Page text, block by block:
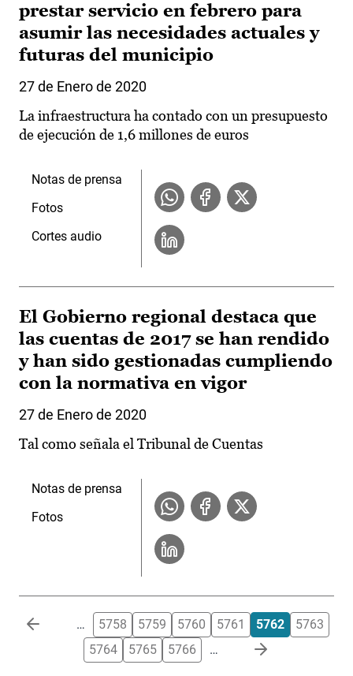
prestar servicio en febrero para
asumir las necesidades actuales y
futuras del municipio
27 de Enero de 2020
La infraestructura ha contado con un presupuesto
de ejecución de 1,6 millones de euros
Notas de prensa
Fotos
Cortes audio
El Gobierno regional destaca que
las cuentas de 2017 se han rendido
y han sido gestionadas cumpliendo
con la normativa en vigor
27 de Enero de 2020
Tal como señala el Tribunal de Cuentas
Notas de prensa
Fotos
Paginación … 5758 5759 5760 5761 5762
5763
5764
5765 5766 …